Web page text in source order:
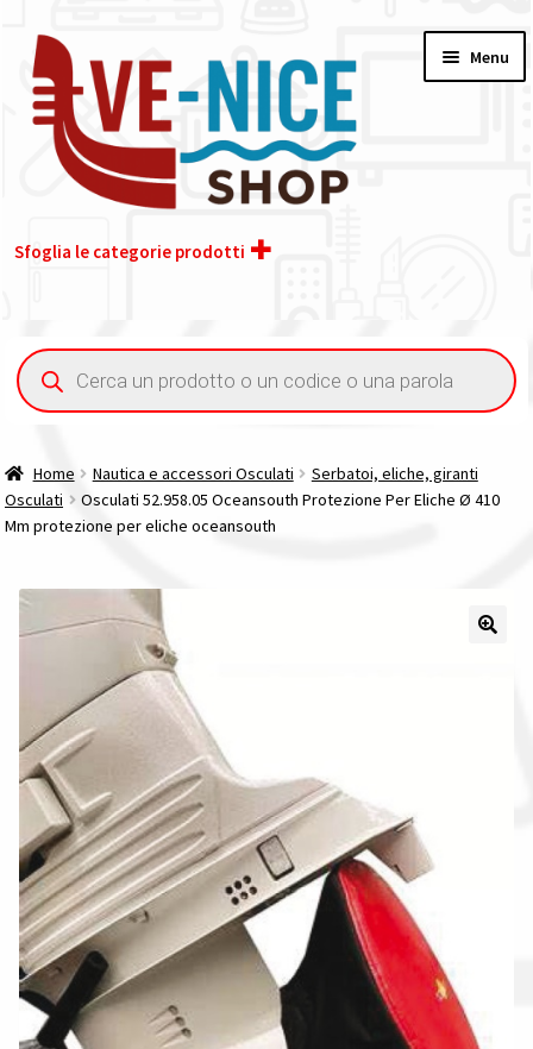
alla
navigazione
contenuto
Menu
Sfoglia le categorie prodotti
Acquisto iva 4% (agevolata)
Contatti
La nostra azienda
Condizioni generali
Acquisti in rete pubblica amministrazione
Assicurazione integrativa Garanzia3
Bonus fiscali 2025
Diritto di recesso
Garanzia del produttore
Ricerca
prodotti
Home Nautica e accessori Osculati
Serbatoi, eliche, giranti
Osculati
Osculati 52.958.05 Oceansouth Protezione Per Eliche Ø 410
Mm protezione per eliche oceansouth